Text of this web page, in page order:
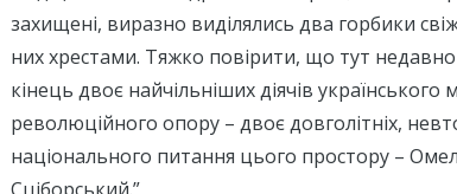
захищені, виразно виділялись два горбики
них хрестами. Тяжко повірити, що тут
кінець двоє найчільніших діячів українського
революційного опору – двоє довголітніх,
національного питання цього простору –
Сціборський.”